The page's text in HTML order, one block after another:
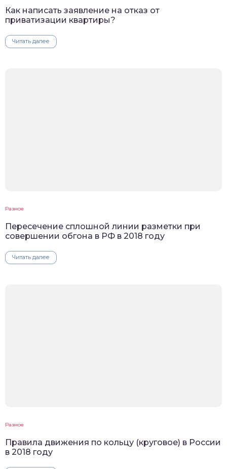
Как написать заявление на отказ от
приватизации квартиры?
Читать далее
Разное
Пересечение сплошной линии разметки при
совершении обгона в РФ в 2018 году
Читать далее
Разное
Правила движения по кольцу (круговое) в России
в 2018 году